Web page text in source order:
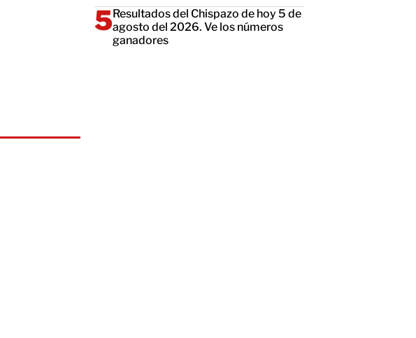
Resultados del Chispazo de hoy 5 de
agosto del 2026. Ve los números
ganadores